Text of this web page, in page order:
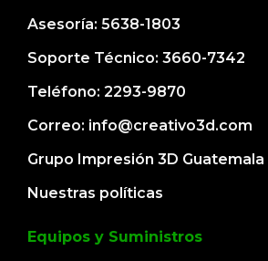
Asesoría: 5638-1803
Soporte Técnico: 3660-7342
Teléfono: 2293-9870
Correo: info@creativo3d.com
Grupo Impresión 3D Guatemala
Nuestras políticas
Equipos y Suministros